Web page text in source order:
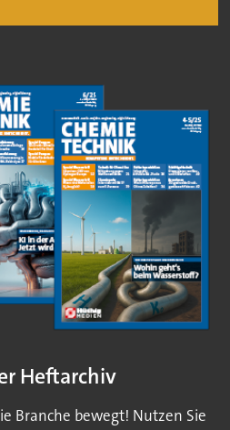
Heftarchiv
Branche bewegt! Nutzen Sie